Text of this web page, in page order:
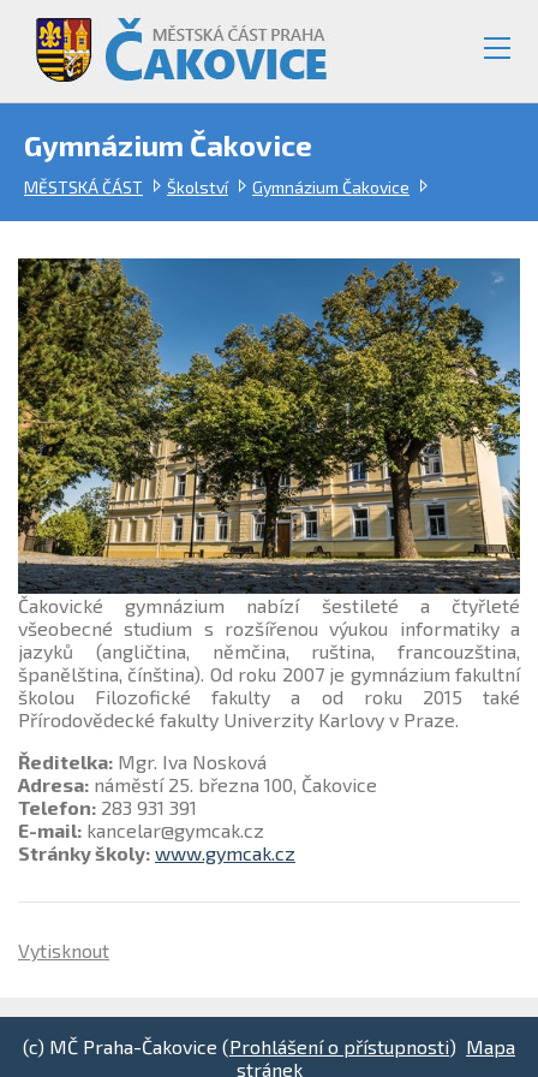
Gymnázium Čakovice
MĚSTSKÁ ČÁST Školství Gymnázium Čakovice
Čakovické gymnázium nabízí šestileté a čtyřleté
všeobecné studium s rozšířenou výukou informatiky a
jazyků (angličtina, němčina, ruština, francouzština,
španělština, čínština). Od roku 2007 je gymnázium fakultní
školou Filozofické fakulty a od roku 2015 také
Přírodovědecké fakulty Univerzity Karlovy v Praze.
Ředitelka: Mgr. Iva Nosková
Adresa: náměstí 25. března 100, Čakovice
Telefon: 283 931 391
E-mail: kancelar@gymcak.cz
Stránky školy: www.gymcak.cz
Vytisknout
(c) MČ Praha-Čakovice (Prohlášení o přístupnosti) Mapa
stránek